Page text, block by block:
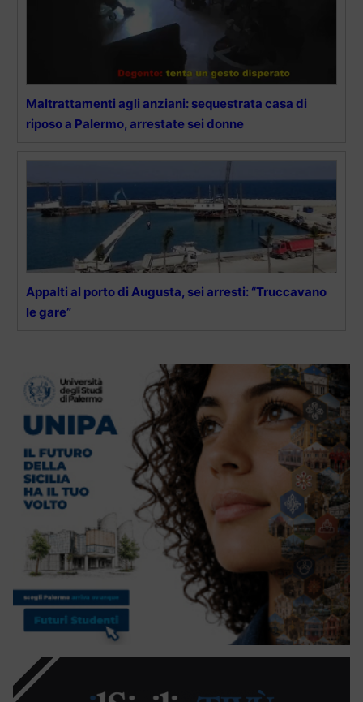
Maltrattamenti agli anziani: sequestrata casa di
riposo a Palermo, arrestate sei donne
Appalti al porto di Augusta, sei arresti: “Truccavano
le gare”